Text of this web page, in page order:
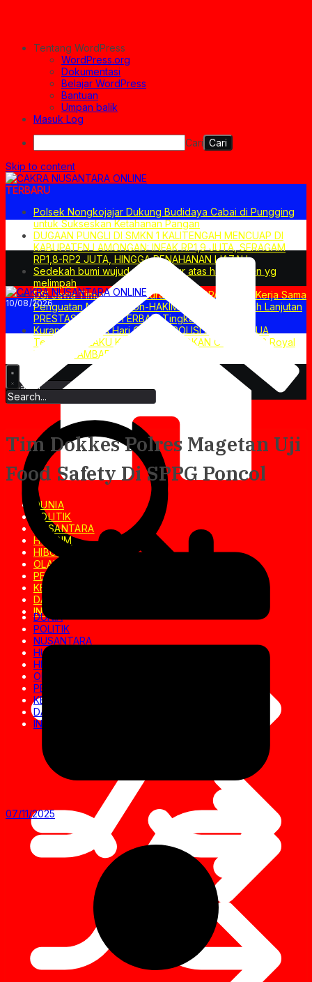
Tentang WordPress
WordPress.org
Dokumentasi
Belajar WordPress
Bantuan
Umpan balik
Masuk Log
Cari
Skip to content
TERBARU
Polsek Nongkojajar Dukung Budidaya Cabai di Pungging
untuk Sukseskan Ketahanan Pangan
DUGAAN PUNGLI DI SMKN 1 KALITENGAH MENCUAP DI
KABUPATEN LAMONGAN: INFAK RP1,9 JUTA, SERAGAM
RP1,8-RP2 JUTA, HINGGA PENAHANAN IJAZAH
Sedekah bumi wujud rasa syukur atas hasil panen yg
melimpah
DSI Jawa Timur dan PN SuraBaya PERPANJANG Kerja Sama
Penguatan MEDIASI Non-HAKIM Sebagai Langkah Lanjutan
PRESTASI Mediasi TERBAIK Tingkat Nasional
Kurang dari DUA Hari GerCep POLISI Amankan DUA
Terduga PELAKU Kasus PERAMPOKAN Counter HP Royal
Phone di AMBARAWA
10/08/2026
DUNIA
POLITIK
NUSANTARA
HUKRIM
HIBURAN
OLAHRAGA
PENDIDIKAN
KESEHATAN
DAERAH
INVESTIGASI
10/08/2026
DUNIA
POLITIK
NUSANTARA
HUKRIM
HIBURAN
OLAHRAGA
PENDIDIKAN
KESEHATAN
DAERAH
INVESTIGASI
Tim Dokkes Polres Magetan Uji
Food Safety Di SPPG Poncol
07/11/2025